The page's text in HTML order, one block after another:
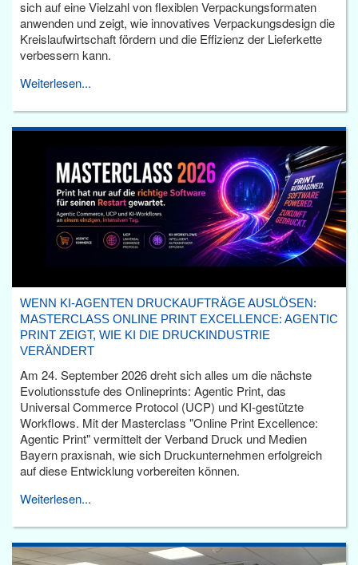
sich auf eine Vielzahl von flexiblen Verpackungsformaten
anwenden und zeigt, wie innovatives Verpackungsdesign die
Kreislaufwirtschaft fördern und die Effizienz der Lieferkette
verbessern kann.
Weiterlesen...
WENN KI-AGENTEN DRUCKAUFTRÄGE AUSLÖSEN:
MASTERCLASS ONLINE PRINT EXCELLENCE: AGENTIC
PRINT ZEIGT, WIE KI DIE DRUCKINDUSTRIE
VERÄNDERT
Am 24. September 2026 dreht sich alles um die nächste
Evolutionsstufe des Onlineprints: Agentic Print, das
Universal Commerce Protocol (UCP) und KI-gestützte
Workflows. Mit der Masterclass "Online Print Excellence:
Agentic Print" vermittelt der Verband Druck und Medien
Bayern praxisnah, wie sich Druckunternehmen erfolgreich
auf diese Entwicklung vorbereiten können.
Weiterlesen...